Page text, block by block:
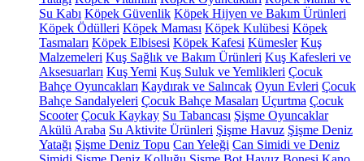
Su Kabı Köpek Güvenlik Köpek Hijyen ve Bakım Ürünleri
Köpek Ödülleri Köpek Maması Köpek Kulübesi Köpek
Tasmaları Köpek Elbisesi Köpek Kafesi Kümesler Kuş
Malzemeleri Kuş Sağlık ve Bakım Ürünleri Kuş Kafesleri ve
Aksesuarları Kuş Yemi Kuş Suluk ve Yemlikleri Çocuk
Bahçe Oyuncakları Kaydırak ve Salıncak Oyun Evleri Çocuk
Bahçe Sandalyeleri Çocuk Bahçe Masaları Uçurtma Çocuk
Scooter Çocuk Kaykay Su Tabancası Şişme Oyuncaklar
Akülü Araba Su Aktivite Ürünleri Şişme Havuz Şişme Deniz
Yatağı Şişme Deniz Topu Can Yeleği Can Simidi ve Deniz